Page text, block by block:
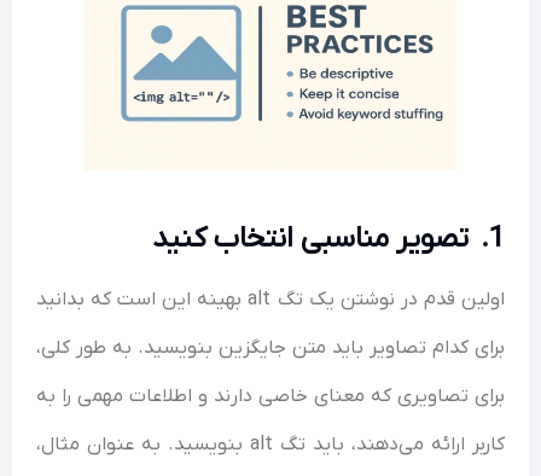
1. تصویر مناسبی انتخاب کنید
اولین قدم در نوشتن یک تگ alt بهینه این است که بدانید
برای کدام تصاویر باید متن جایگزین بنویسید. به‌ طور کلی،
برای تصاویری که معنای خاصی دارند و اطلاعات مهمی را به
کاربر ارائه می‌دهند، باید تگ alt بنویسید. به عنوان مثال،